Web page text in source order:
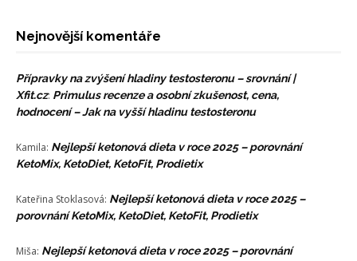
Nejnovější komentáře
Přípravky na zvýšení hladiny testosteronu – srovnání |
Xfit.cz: Primulus recenze a osobní zkušenost, cena,
hodnocení – Jak na vyšší hladinu testosteronu
Kamila: Nejlepší ketonová dieta v roce 2025 – porovnání
KetoMix, KetoDiet, KetoFit, Prodietix
Kateřina Stoklasová: Nejlepší ketonová dieta v roce 2025 –
porovnání KetoMix, KetoDiet, KetoFit, Prodietix
Miša: Nejlepší ketonová dieta v roce 2025 – porovnání